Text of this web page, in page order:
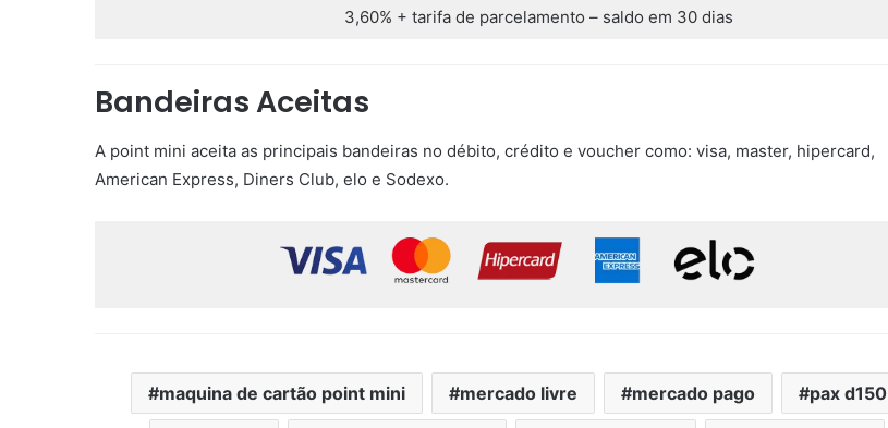
3,60% + tarifa de parcelamento – saldo em 30 dias
Bandeiras Aceitas
A point mini aceita as principais bandeiras no débito, crédito e voucher como: visa, master, hipercard,
American Express, Diners Club, elo e Sodexo.
maquina de cartão point mini mercado livre mercado pago pax d150